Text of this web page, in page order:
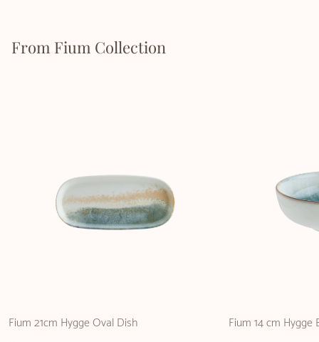
From Fium Collection
Fium 21cm Hygge Oval Dish Fium 14 cm Hygge